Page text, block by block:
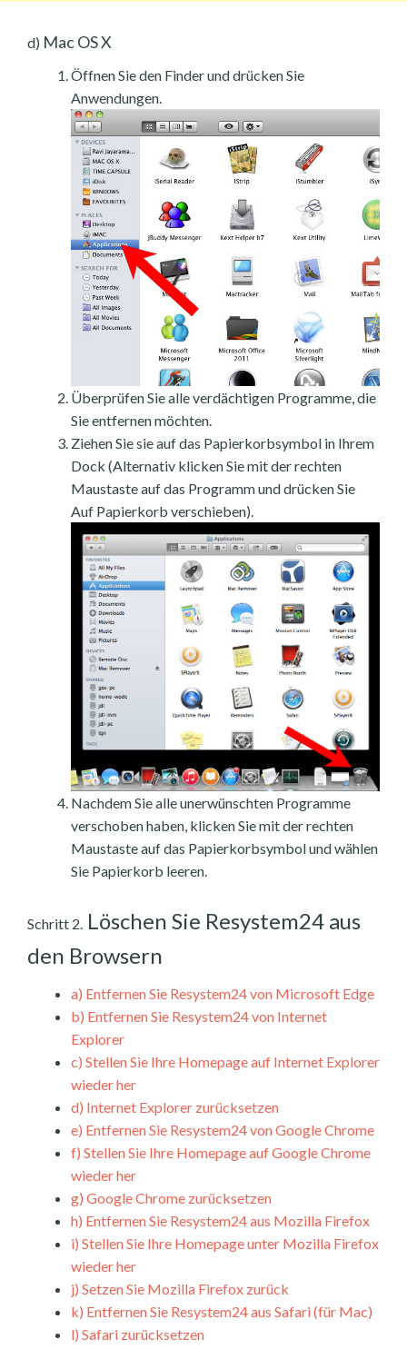
d) Mac OS X
Öffnen Sie den Finder und drücken Sie
Anwendungen.
Überprüfen Sie alle verdächtigen Programme, die
Sie entfernen möchten.
Ziehen Sie sie auf das Papierkorbsymbol in Ihrem
Dock (Alternativ klicken Sie mit der rechten
Maustaste auf das Programm und drücken Sie
Auf Papierkorb verschieben).
Nachdem Sie alle unerwünschten Programme
verschoben haben, klicken Sie mit der rechten
Maustaste auf das Papierkorbsymbol und wählen
Sie Papierkorb leeren.
Schritt 2. Löschen Sie Resystem24 aus
den Browsern
a) Entfernen Sie Resystem24 von Microsoft Edge
b) Entfernen Sie Resystem24 von Internet
Explorer
c) Stellen Sie Ihre Homepage auf Internet Explorer
wieder her
d) Internet Explorer zurücksetzen
e) Entfernen Sie Resystem24 von Google Chrome
f) Stellen Sie Ihre Homepage auf Google Chrome
wieder her
g) Google Chrome zurücksetzen
h) Entfernen Sie Resystem24 aus Mozilla Firefox
i) Stellen Sie Ihre Homepage unter Mozilla Firefox
wieder her
j) Setzen Sie Mozilla Firefox zurück
k) Entfernen Sie Resystem24 aus Safari (für Mac)
l) Safari zurücksetzen